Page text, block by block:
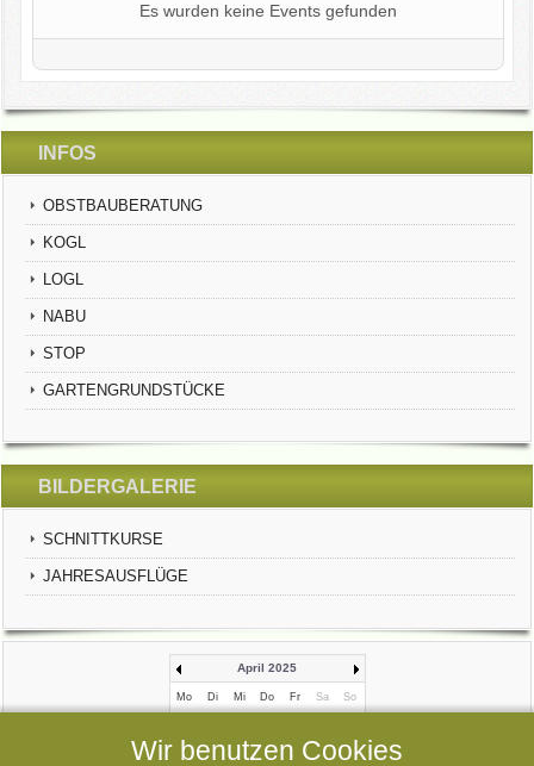
Es wurden keine Events gefunden
INFOS
OBSTBAUBERATUNG
KOGL
LOGL
NABU
STOP
GARTENGRUNDSTÜCKE
BILDERGALERIE
SCHNITTKURSE
JAHRESAUSFLÜGE
April 2025
Mo Di Mi Do Fr Sa So
7 8 9 10 12 13
Wir benutzen Cookies